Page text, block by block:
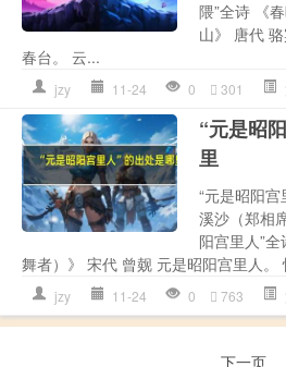
隈”全诗 《
山》 唐代
春台。 云...
jzy 11-24 0 301
“元是昭
里
“元是昭阳
溪沙（郑相
阳宫里人”
舞者）》 宋代 曾觌 元是昭阳宫里人。
jzy 11-24 0 763
下一页